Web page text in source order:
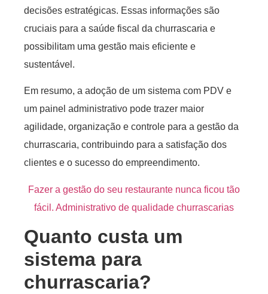
decisões estratégicas. Essas informações são
cruciais para a saúde fiscal da churrascaria e
possibilitam uma gestão mais eficiente e
sustentável.
Em resumo, a adoção de um sistema com PDV e
um painel administrativo pode trazer maior
agilidade, organização e controle para a gestão da
churrascaria, contribuindo para a satisfação dos
clientes e o sucesso do empreendimento.
Fazer a gestão do seu restaurante nunca ficou tão
fácil. Administrativo de qualidade churrascarias
Quanto custa um
sistema para
churrascaria?